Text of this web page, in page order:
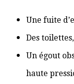
Une fuite
Des
Un égout
haute